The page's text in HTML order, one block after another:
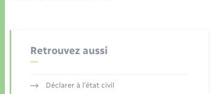
Retrouvez aussi
Déclarer à l’état civil